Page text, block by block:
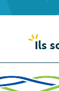
Ils